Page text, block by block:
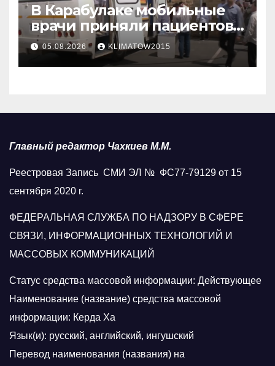
В Карабулаке мобильные
врачи приняли пациентов
у стен мечети
05.08.2026 KLIMATOW2015
Главный редактор Чахкиев М.М.
Реестровая Запись СМИ ЭЛ № ФС77-79129 от 15
сентября 2020 г.
ФЕДЕРАЛЬНАЯ СЛУЖБА ПО НАДЗОРУ В СФЕРЕ
СВЯЗИ, ИНФОРМАЦИОННЫХ ТЕХНОЛОГИЙ И
МАССОВЫХ КОММУНИКАЦИЙ
Статус средства массовой информации: Действующее
Наименование (название) средства массовой
информации: Керда Ха
Язык(и): русский, английский, ингушский
Перевод наименования (названия) на